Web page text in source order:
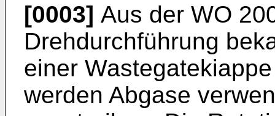
[0003] Aus der WO
Drehdurchführung
einer
werden Abgase